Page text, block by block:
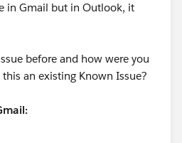
in Gmail but in Outlook, it
before and how were you
an existing Known Issue?